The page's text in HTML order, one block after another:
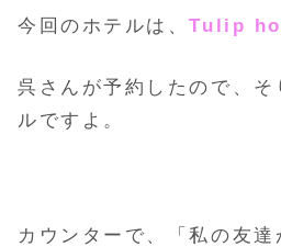
今回のホテルは、Tulip
呉さんが予約したので、そ
ルですよ。
カウンターで、「私の友達